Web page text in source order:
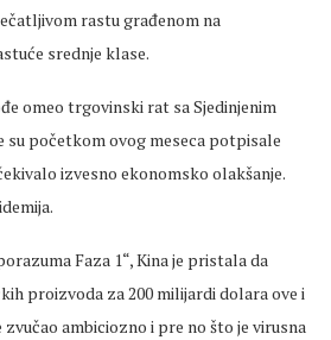
rastu građenom na
srednje klase.
omeo trgovinski rat sa Sjedinjenim
su početkom ovog meseca potpisale
izvesno ekonomsko olakšanje.
Faza 1“, Kina je pristala da
proizvoda za 200 milijardi dolara ove i
zvučao ambiciozno i pre no što je virusna